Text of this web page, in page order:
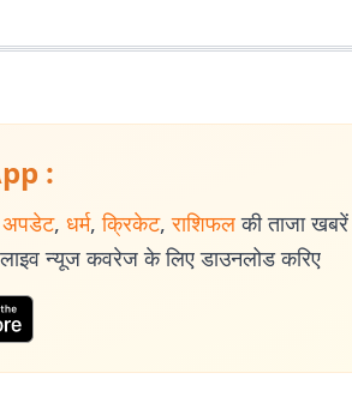
:
, धर्म, क्रिकेट, राशिफल की ताजा
न्यूज कवरेज के लिए डाउनलोड करिए